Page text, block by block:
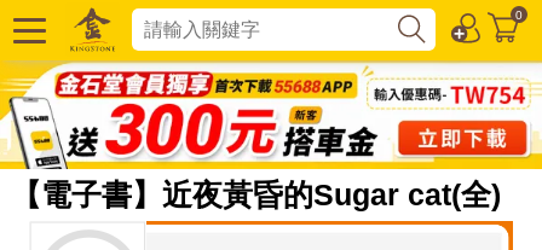
0
【電子書】近夜黃昏的Sugar cat(全)